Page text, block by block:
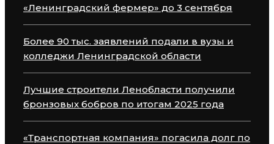
«Ленинградский фермер» до 3 сентября
Более 90 тыс. заявлений подали в вузы и
колледжи Ленинградской области
Лучшие строители Ленобласти получили
бронзовых бобров по итогам 2025 года
«Транспортная компания» погасила долг по